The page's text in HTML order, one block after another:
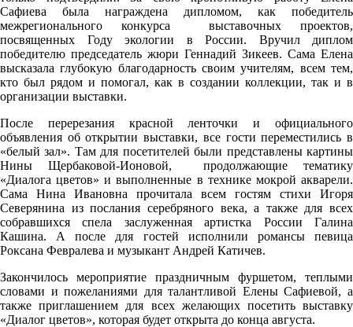
Сафиева была награждена дипломом, как победитель
межрегионального конкурса выставочных проектов,
посвященных Году экологии в России. Вручил диплом
победителю председатель жюри Геннадий Зикеев. Сама Елена
высказала глубокую благодарность своим учителям, всем тем,
кто был рядом и помогал, как в создании коллекции, так и в
организации выставки.
После перерезания красной ленточки и официального
объявления об открытии выставки, все гости переместились в
«белый зал». Там для посетителей были представлены картины
Нины Щербаковой-Ионовой, продолжающие тематику
«Диалога цветов» и выполненные в технике мокрой акварели.
Сама Нина Ивановна прочитала всем гостям стихи Игоря
Северянина из послания серебряного века, а также для всех
собравшихся спела заслуженная артистка России Галина
Кашина. А после для гостей исполнили романсы певица
Роксана Февралева и музыкант Андрей Катичев.
Закончилось мероприятие праздничным фуршетом, теплыми
словами и пожеланиями для талантливой Елены Сафиевой, а
также приглашением для всех желающих посетить выставку
«Диалог цветов», которая будет открыта до конца августа.